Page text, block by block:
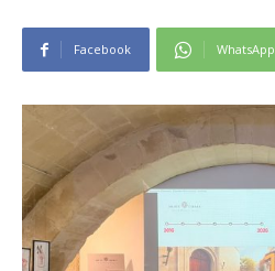
Facebook WhatsApp